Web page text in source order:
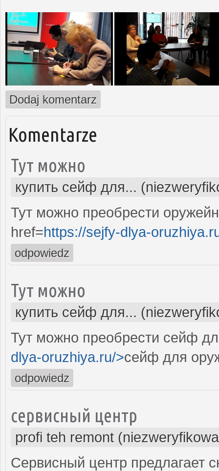
Dodaj komentarz
Komentarze
Тут можно
купить сейф для...
Тут можно преобрести
href=https://sejfy-dlya-
odpowiedz
Тут можно
купить сейф для...
Тут можно преобрести сейф
dlya-oruzhiya.ru/>сейф для
odpowiedz
сервисный центр
profi teh remont
Сервисный центр предлагает